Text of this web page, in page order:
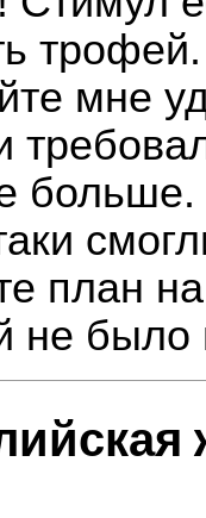
мне
больше.
план
не было